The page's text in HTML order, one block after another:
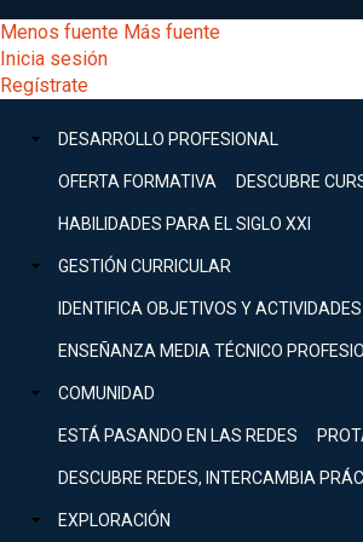
al
contenido
principal
[Educarchile
Escritorio]
Menú
entrar
mi
Menos fuente Más fuente
Inicia sesión
Regístrate
Menú
principal
DESARROLLO PROFESIONAL
OFERTA FORMATIVA DESCUBRE
HABILIDADES PARA EL SIGLO XXI
GESTIÓN CURRICULAR
IDENTIFICA OBJETIVOS Y
ENSEÑANZA MEDIA TÉCNICO
COMUNIDAD
ESTÁ PASANDO EN LAS REDES
DESCUBRE REDES, INTERCAMBIA
EXPLORACIÓN
Buscar
Menú
principal
DESARROLLO
Expand
GESTIÓN
Expand
COMUNIDAD
Expand
EXPLORACIÓN
[Educarchile
Inicia